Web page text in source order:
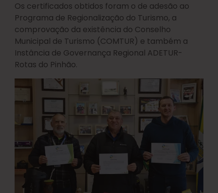
Os certificados obtidos foram o de adesão ao
Programa de Regionalização do Turismo, a
comprovação da existência do Conselho
Municipal de Turismo (COMTUR) e também a
Instância de Governança Regional ADETUR-
Rotas do Pinhão.